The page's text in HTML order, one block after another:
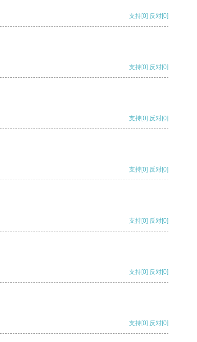
支持[0] 反对[0]
支持[0] 反对[0]
支持[0] 反对[0]
支持[0] 反对[0]
支持[0] 反对[0]
支持[0] 反对[0]
支持[0] 反对[0]